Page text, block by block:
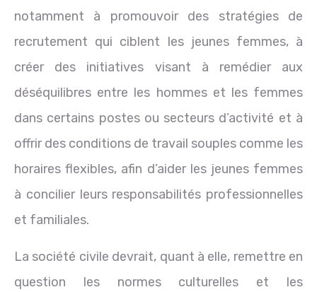
notamment à promouvoir des stratégies de
recrutement qui ciblent les jeunes femmes, à
créer des initiatives visant à remédier aux
déséquilibres entre les hommes et les femmes
dans certains postes ou secteurs d’activité et à
offrir des conditions de travail souples comme les
horaires flexibles, afin d’aider les jeunes femmes
à concilier leurs responsabilités professionnelles
et familiales.
La société civile devrait, quant à elle, remettre en
question les normes culturelles et les